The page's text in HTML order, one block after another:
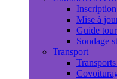
Inscription
Mise à
Guide
Sondage
Transport